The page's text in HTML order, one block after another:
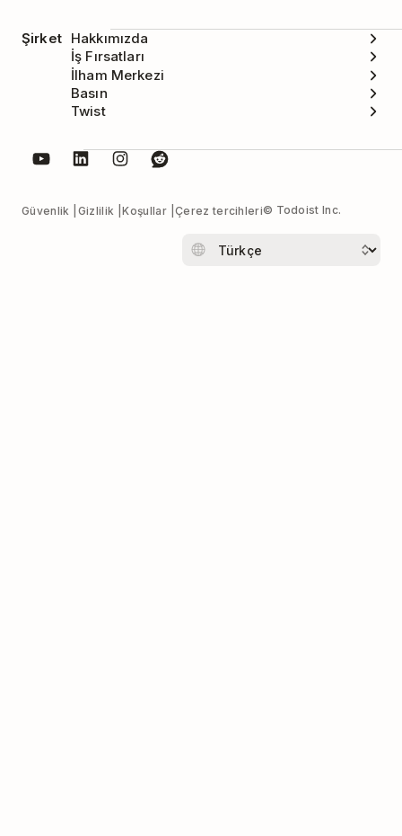
Şirket Hakkımızda
İş Fırsatları
İlham Merkezi
Basın
Twist
Güvenlik Gizlilik Koşullar Çerez tercihleri© Todoist Inc.